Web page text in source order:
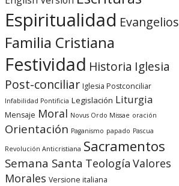
Espiritualidad Evangelios
Familia Cristiana
Festividad Historia Iglesia
Post-conciliar Iglesia Postconciliar
Infabilidad Pontificia Legislación Liturgia
Mensaje Moral Novus Ordo Missae oración
Orientación Paganismo papado Pascua
Revolución Anticristiana Sacramentos
Semana Santa Teología Valores
Morales Versione italiana